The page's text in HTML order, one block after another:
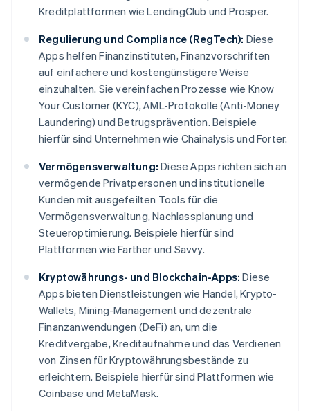
Kreditplattformen wie LendingClub und Prosper.
Regulierung und Compliance (RegTech): Diese
Apps helfen Finanzinstituten, Finanzvorschriften
auf einfachere und kostengünstigere Weise
einzuhalten. Sie vereinfachen Prozesse wie Know
Your Customer (KYC), AML-Protokolle (Anti-Money
Laundering) und Betrugsprävention. Beispiele
hierfür sind Unternehmen wie Chainalysis und Forter.
Vermögensverwaltung: Diese Apps richten sich an
vermögende Privatpersonen und institutionelle
Kunden mit ausgefeilten Tools für die
Vermögensverwaltung, Nachlassplanung und
Steueroptimierung. Beispiele hierfür sind
Plattformen wie Farther und Savvy.
Kryptowährungs- und Blockchain-Apps: Diese
Apps bieten Dienstleistungen wie Handel, Krypto-
Wallets, Mining-Management und dezentrale
Finanzanwendungen (DeFi) an, um die
Kreditvergabe, Kreditaufnahme und das Verdienen
von Zinsen für Kryptowährungsbestände zu
erleichtern. Beispiele hierfür sind Plattformen wie
Coinbase und MetaMask.